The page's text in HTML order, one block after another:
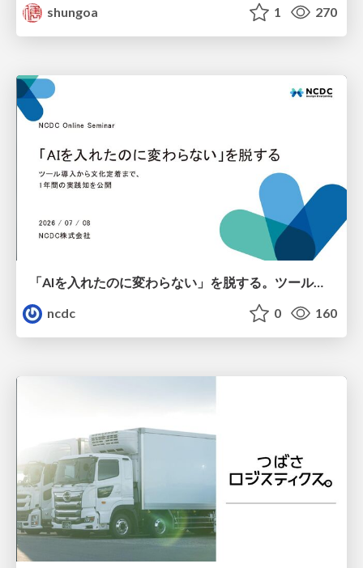
shungoa 1 270
「AIを入れたのに変わらない」を脱する。ツール導入から文化定着まで、1年間の実践知を公開
ncdc
0 160